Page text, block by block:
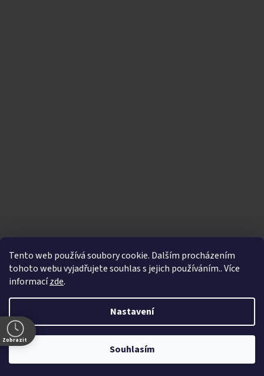
Tento web používá soubory cookie. Dalším procházením
tohoto webu vyjadřujete souhlas s jejich používáním.. Více
informacízde.
Nastavení
Souhlasím
Vytvořil Shoptet |Nakódoval eshopGuru
Copyright 2026Bikegallery.cz. Všechna práva
vyhrazena.
Zobrazit